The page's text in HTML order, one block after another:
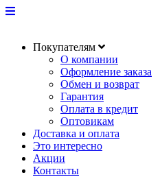
Покупателям
О компании
Оформление заказа
Обмен и возврат
Гарантия
Оплата в кредит
Оптовикам
Доставка и оплата
Это интересно
Акции
Контакты